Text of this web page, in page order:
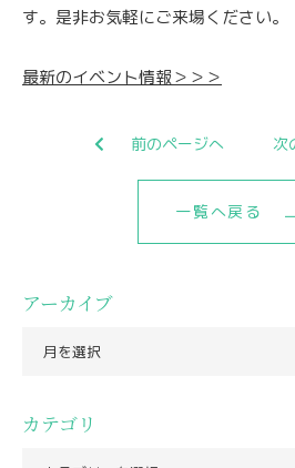
す。是非お気軽にご来場ください。
最新のイベント情報＞＞＞
前のページへ
一覧へ戻る
次
アーカイブ
カテゴリ